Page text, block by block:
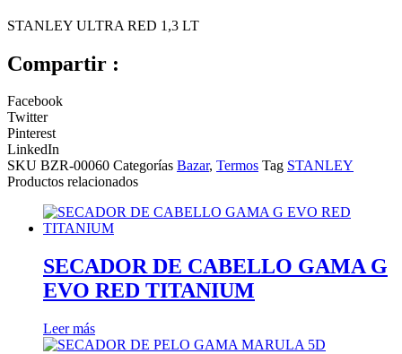
STANLEY ULTRA RED 1,3 LT
Compartir :
Facebook
Twitter
Pinterest
LinkedIn
SKU BZR-00060 Categorías Bazar, Termos Tag STANLEY
Productos relacionados
SECADOR DE CABELLO GAMA G
EVO RED TITANIUM
Leer más